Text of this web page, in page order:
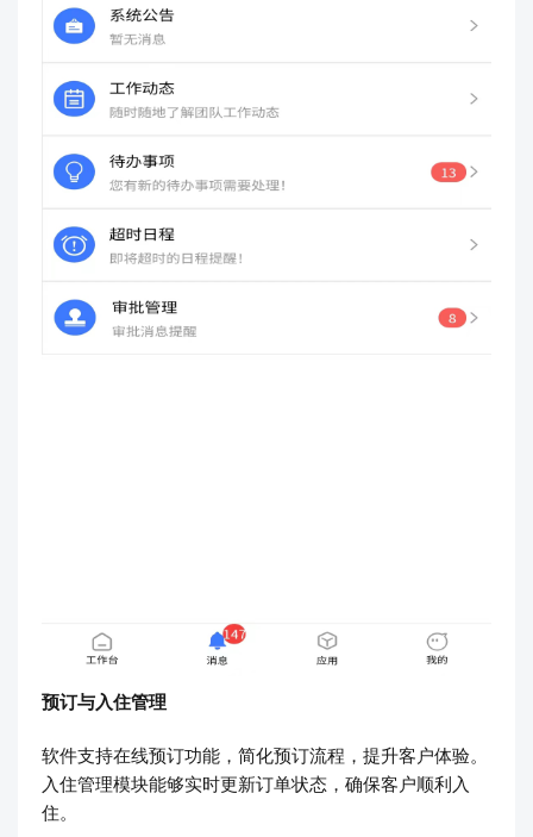
预订与入住管理
软件支持在线预订功能，简化预订流程，提升客户体验。
入住管理模块能够实时更新订单状态，确保客户顺利入
住。